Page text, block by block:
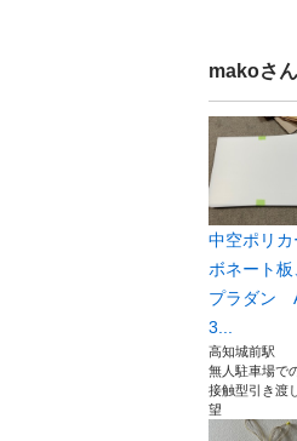
makoさ
中空ポリカ
ボネート板
プラダン
3...
高知城前駅
無人駐車場で
接触型引き渡
望